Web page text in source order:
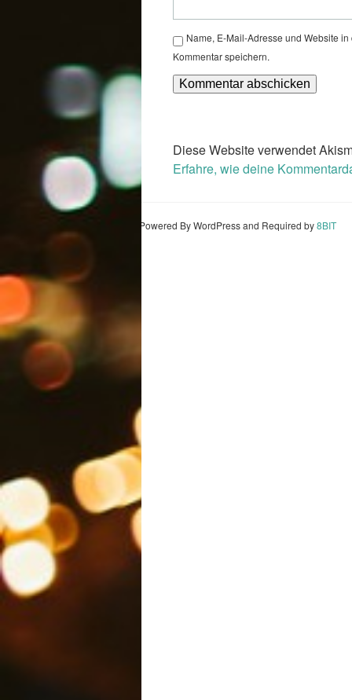
Name, E-Mail-Adresse und Website
Kommentar speichern.
Diese Website verwendet
Erfahre, wie deine
Powered By WordPress and Required by8BIT